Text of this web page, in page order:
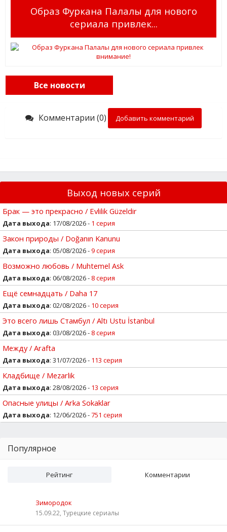
Образ Фуркана Палалы для нового
сериала привлек...
Все новости
Комментарии (0) Добавить комментарий
Выход новых серий
Брак — это прекрасно / Evlilik Güzeldir
Дата выхода: 17/08/2026 - 1 серия
Закон природы / Doğanın Kanunu
Дата выхода: 05/08/2026 -9 серия
Возможно любовь / Muhtemel Ask
Дата выхода: 06/08/2026 - 8 серия
Ещё семнадцать / Daha 17
Дата выхода: 02/08/2026 - 10 серия
Это всего лишь Стамбул / Altı Ustu İstanbul
Дата выхода: 03/08/2026 - 8 серия
Между / Arafta
Дата выхода: 31/07/2026 - 113 серия
Кладбище / Mezarlik
Дата выхода: 28/08/2026 - 13 серия
Опасные улицы / Arka Sokaklar
Дата выхода: 12/06/2026 -751 серия
Популярное
Рейтинг Комментарии
Зимородок
15.09.22, Турецкие сериалы